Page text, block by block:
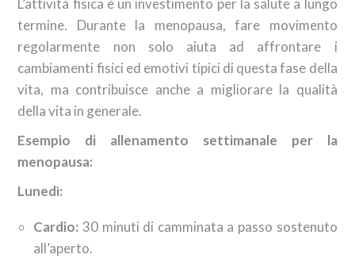
L’attività fisica è un investimento per la salute a lungo
termine. Durante la menopausa, fare movimento
regolarmente non solo aiuta ad affrontare i
cambiamenti fisici ed emotivi tipici di questa fase della
vita, ma contribuisce anche a migliorare la qualità
della vita in generale.
Esempio di allenamento settimanale per la
menopausa:
Lunedì:
Cardio: 30 minuti di camminata a passo sostenuto
all’aperto.